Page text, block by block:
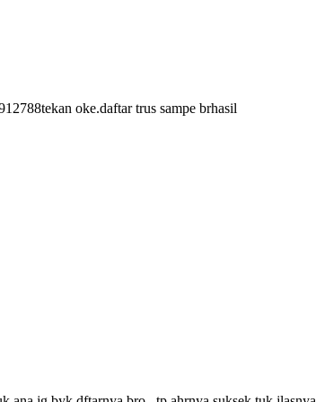
oke.daftar trus sampe brhasil